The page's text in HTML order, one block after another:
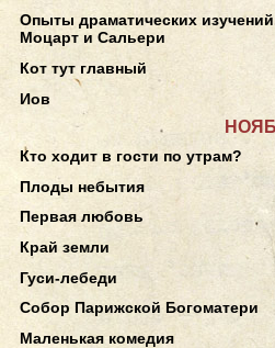
Опыты драматических
Моцарт и Сальери
Кот тут главный
Иов
Кто ходит в гости по утрам?
Плоды небытия
Первая любовь
Край земли
Гуси-лебеди
Собор Парижской Богоматери
Маленькая комедия